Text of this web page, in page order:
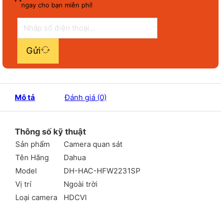
ngay cho bạn miễn phí!
Gửi
Mô tả Đánh giá (0)
Thông số kỹ thuật
Sản phẩm
Camera quan sát
Tên Hãng
Dahua
Model
DH-HAC-HFW2231SP
Vị trí
Ngoài trời
Loại camera
HDCVI